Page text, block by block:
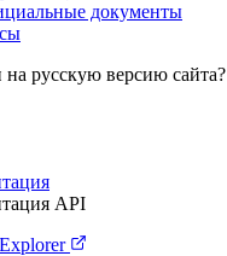
документы
на русскую версию сайта?
API